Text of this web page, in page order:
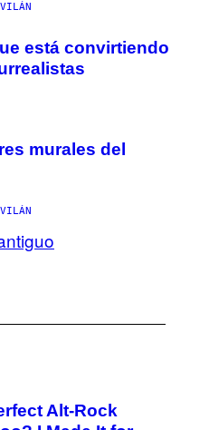
está convirtiendo
murales del
Alt-Rock